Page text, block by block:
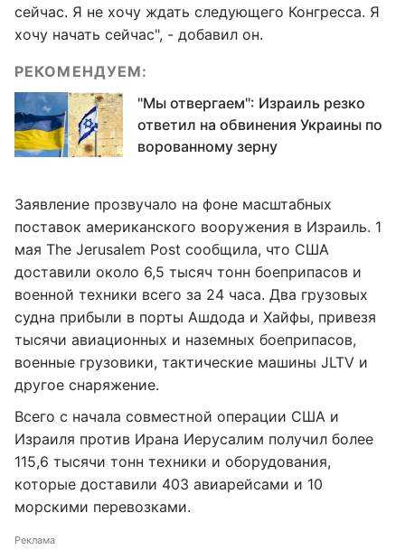
сейчас. Я не хочу ждать следующего Конгресса. Я
хочу начать сейчас", - добавил он.
РЕКОМЕНДУЕМ:
"Мы отвергаем": Израиль резко
ответил на обвинения Украины по
ворованному зерну
Заявление прозвучало на фоне масштабных
поставок американского вооружения в Израиль. 1
мая The Jerusalem Post сообщила, что США
доставили около 6,5 тысяч тонн боеприпасов и
военной техники всего за 24 часа. Два грузовых
судна прибыли в порты Ашдода и Хайфы, привезя
тысячи авиационных и наземных боеприпасов,
военные грузовики, тактические машины JLTV и
другое снаряжение.
Всего с начала совместной операции США и
Израиля против Ирана Иерусалим получил более
115,6 тысячи тонн техники и оборудования,
которые доставили 403 авиарейсами и 10
морскими перевозками.
Реклама